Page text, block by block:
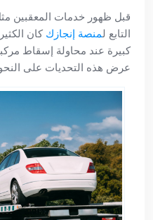
قبل ظهور خدمات المعقبين
التابع لمنصة إنجازك كان
كبيرة عند محاولة إسقاط
عرض هذه التحديات على النحو